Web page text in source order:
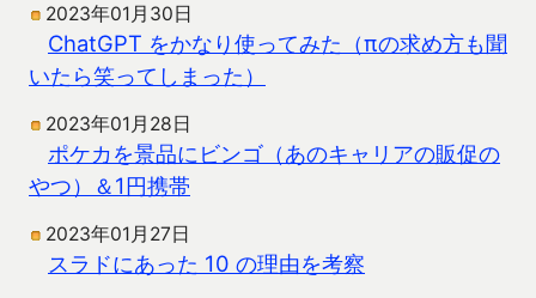
2023年01月30日
ChatGPT をかなり使ってみた（πの求め方も聞
いたら笑ってしまった）
2023年01月28日
ポケカを景品にビンゴ（あのキャリアの販促の
やつ）＆1円携帯
2023年01月27日
スラドにあった 10 の理由を考察